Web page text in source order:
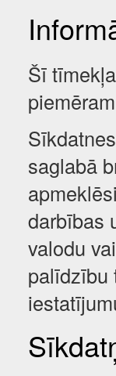
Šī
saglabā
darbības
valodu
palīdzību